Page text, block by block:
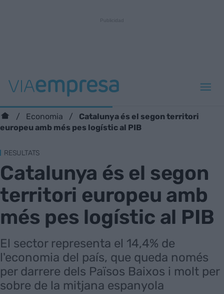
Economia
Catalunya és el segon territori
europeu amb més pes logístic al PIB
RESULTATS
Catalunya és el segon
territori europeu amb
més pes logístic al PIB
El sector representa el 14,4% de
l'economia del país, que queda només
per darrere dels Països Baixos i molt per
sobre de la mitjana espanyola